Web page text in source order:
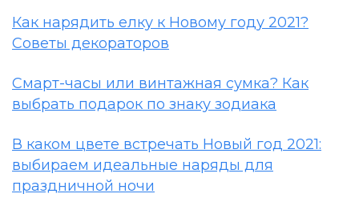
Как нарядить елку к Новому году 2021?
Советы декораторов
Смарт-часы или винтажная сумка? Как
выбрать подарок по знаку зодиака
В каком цвете встречать Новый год 2021:
выбираем идеальные наряды для
праздничной ночи